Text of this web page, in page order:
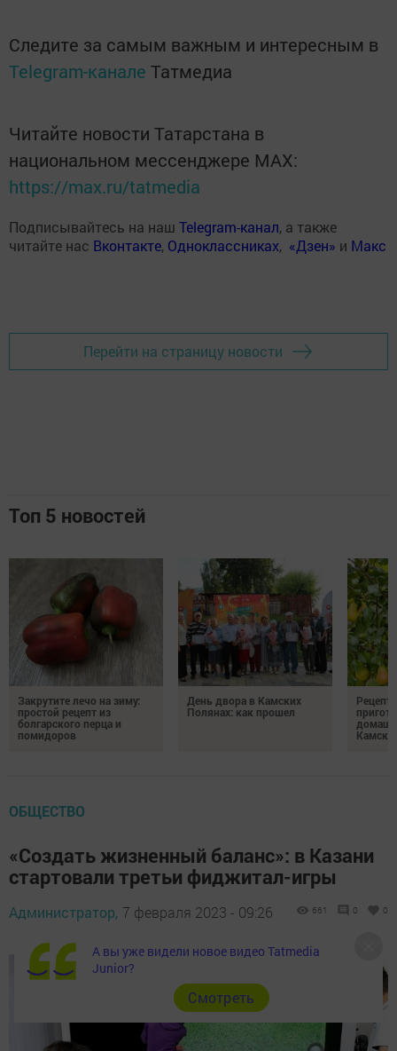
Следите за самым важным и интересным в
Telegram-канале Татмедиа
Читайте новости Татарстана в
национальном мессенджере MАХ:
https://max.ru/tatmedia
Подписывайтесь на наш Telegram-канал, а также
читайте нас Вконтакте, Одноклассниках, «Дзен» и Макс
Перейти на страницу новости
Топ 5 новостей
Закрутите лечо на зиму:
простой рецепт из
болгарского перца и
помидоров
День двора в Камских
Полянах: как прошел
ОБЩЕСТВО
«Создать жизненный баланс»: в Казани
стартовали третьи фиджитал-игры
Администратор, 7 февраля 2023 - 09:26 661 0 0
А вы уже видели новое видео Tatmedia
Junior?
Cмотреть